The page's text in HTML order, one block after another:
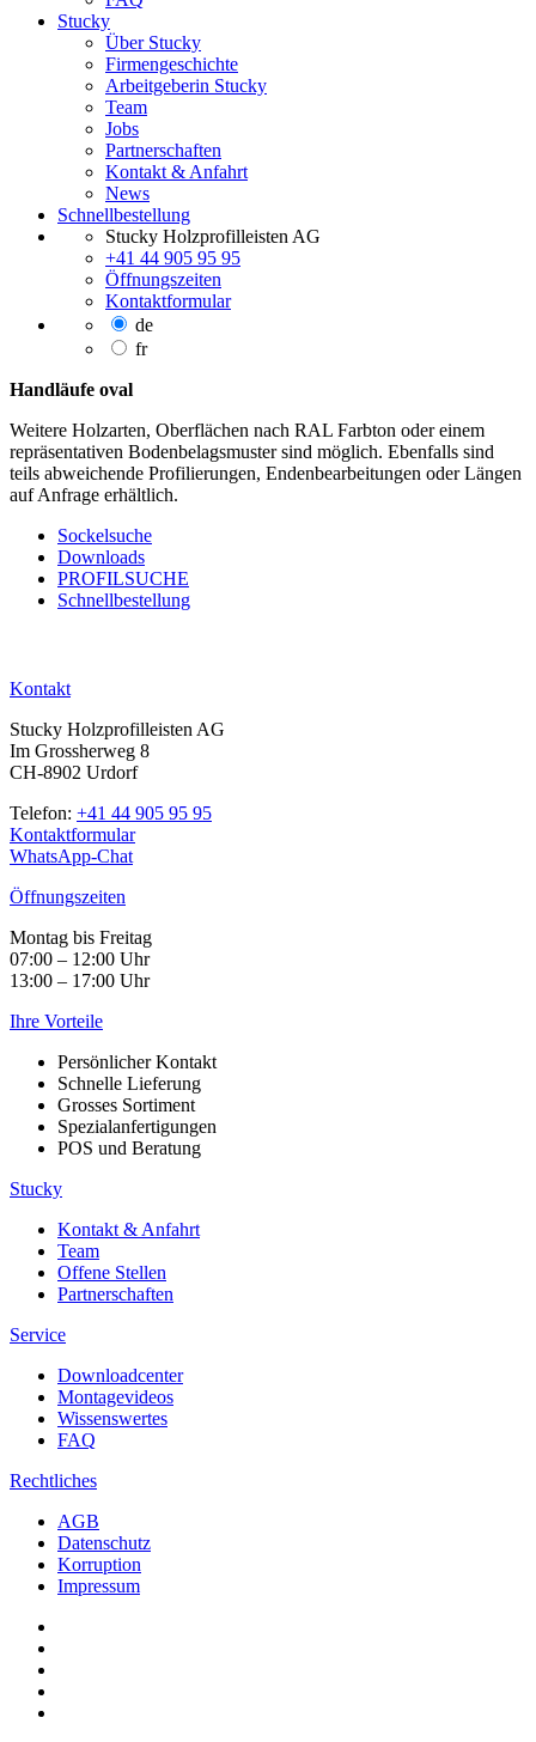
Stucky
Über Stucky
Firmengeschichte
Arbeitgeberin Stucky
Team
Jobs
Partnerschaften
Kontakt & Anfahrt
News
Schnellbestellung
Stucky Holzprofilleisten AG
+41 44 905 95 95
Öffnungszeiten
Kontaktformular
de
fr
Handläufe oval
Weitere Holzarten, Oberflächen nach RAL Farbton oder einem
repräsentativen Bodenbelagsmuster sind möglich. Ebenfalls sind
teils abweichende Profilierungen, Endenbearbeitungen oder Längen
auf Anfrage erhältlich.
Sockelsuche
Downloads
PROFILSUCHE
Schnellbestellung
Kontakt
Stucky Holzprofilleisten AG
Im Grossherweg 8
CH-8902 Urdorf
Telefon: +41 44 905 95 95
Kontaktformular
WhatsApp-Chat
Öffnungszeiten
Montag bis Freitag
07:00 – 12:00 Uhr
13:00 – 17:00 Uhr
Ihre Vorteile
Persönlicher Kontakt
Schnelle Lieferung
Grosses Sortiment
Spezialanfertigungen
POS und Beratung
Stucky
Kontakt & Anfahrt
Team
Offene Stellen
Partnerschaften
Service
Downloadcenter
Montagevideos
Wissenswertes
FAQ
Rechtliches
AGB
Datenschutz
Korruption
Impressum